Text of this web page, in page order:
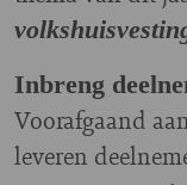
Inbreng
Voorafgaand
leveren